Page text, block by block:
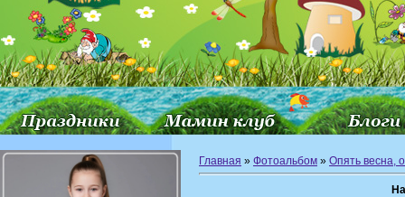
Главная » Фотоальбом » Опять весна,